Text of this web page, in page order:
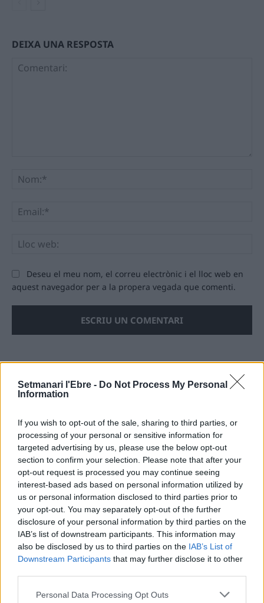
Setmanari l'Ebre - Do Not Process My Personal
Information
If you wish to opt-out of the sale, sharing to third parties, or
processing of your personal or sensitive information for
targeted advertising by us, please use the below opt-out
section to confirm your selection. Please note that after your
opt-out request is processed you may continue seeing
interest-based ads based on personal information utilized by
us or personal information disclosed to third parties prior to
your opt-out. You may separately opt-out of the further
disclosure of your personal information by third parties on the
IAB’s list of downstream participants. This information may
also be disclosed by us to third parties on the IAB’s List of
Downstream Participants that may further disclose it to other
Personal Data Processing Opt Outs
DEIXA UNA RESPOSTA
Deseu el meu nom, el correu electrònic i el lloc web en
aquest navegador per a la propera vegada que comenti.
ÚLTIMES NOTÍCIES
termini de les obres de l’aparcament
dels terrenys de Renfe per les altes
temperatures
7 d'agost de 2026
Amposta recupera les Cases del Castell
i culmina un projecte estratègic que
vincula patrimoni, turisme i
gastronomia
6 d'agost de 2026
Els vestits de paper guanyen força
enguany amb més modistes i gairebé
40 peces a concurs
31 de juliol de 2026